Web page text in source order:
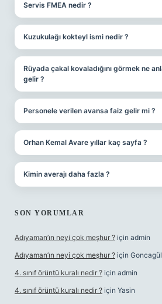
Servis FMEA nedir ?
Kuzukulağı kokteyl ismi nedir ?
Rüyada çakal kovaladığını görmek ne
gelir ?
Personele verilen avansa faiz gelir mi ?
Orhan Kemal Avare yıllar kaç sayfa ?
Kimin averajı daha fazla ?
SON YORUMLAR
Adıyaman’ın neyi çok meşhur ? için admin
Adıyaman’ın neyi çok meşhur ? için Goncagül
4. sınıf örüntü kuralı nedir ? için admin
4. sınıf örüntü kuralı nedir ? için Yasin